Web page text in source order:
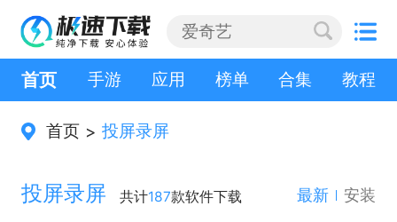
首页 手游 应用 榜单 合集 教程
首页 > 投屏录屏
投屏录屏 共计187款软件下载 最新 安装